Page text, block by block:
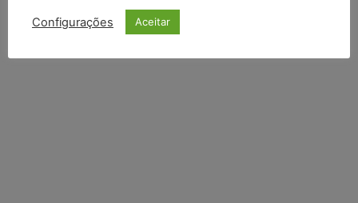
Configurações Aceitar